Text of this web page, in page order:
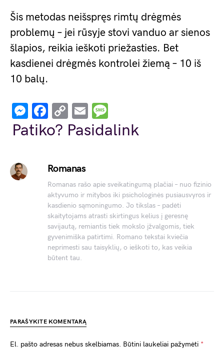
Šis metodas neišspręs rimtų drėgmės
problemų – jei rūsyje stovi vanduo ar sienos
šlapios, reikia ieškoti priežasties. Bet
kasdienei drėgmės kontrolei žiemą – 10 iš
10 balų.
Messenger
Facebook
Copy
Link
Email
Patiko? Pasidalink
Romanas
Romanas rašo apie sveikatingumą plačiai – nuo fizinio
aktyvumo ir mitybos iki psichologinės pusiausvyros ir
kasdienio sąmoningumo. Jo tikslas – padėti
skaitytojams atrasti skirtingus kelius į geresnę
savijautą, remiantis tiek mokslo įžvalgomis, tiek
gyvenimiška patirtimi. Romano tekstai kviečia
neprimesti sau taisyklių, o ieškoti to, kas veikia
būtent tau.
PARAŠYKITE KOMENTARĄ
El. pašto adresas nebus skelbiamas. Būtini laukeliai pažymėti *